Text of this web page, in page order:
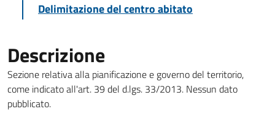
Delimitazione del centro abitato
Descrizione
Sezione relativa alla pianificazione e governo del territorio,
come indicato all'art. 39 del d.lgs. 33/2013. Nessun dato
pubblicato.